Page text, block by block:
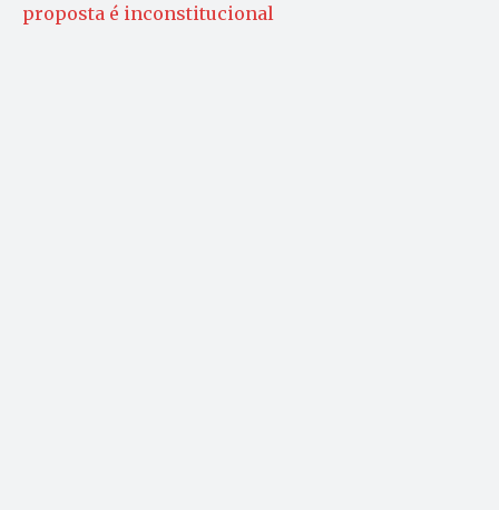
proposta é inconstitucional